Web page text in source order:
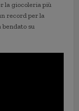
la giocoleria più
record per la
su